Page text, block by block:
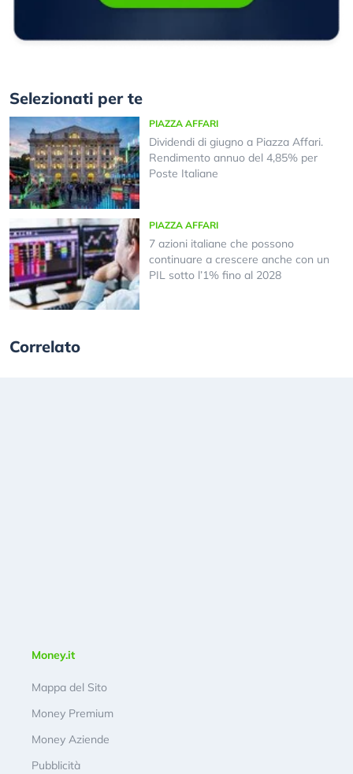
Selezionati per te
PIAZZA AFFARI
Dividendi di giugno a Piazza Affari.
Rendimento annuo del 4,85% per
Poste Italiane
PIAZZA AFFARI
7 azioni italiane che possono
continuare a crescere anche con un
PIL sotto l’1% fino al 2028
Correlato
Money.it
Mappa del Sito
Money Premium
Money Aziende
Pubblicità